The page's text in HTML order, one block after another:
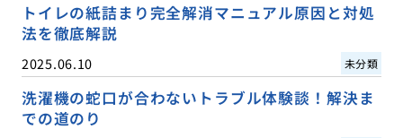
トイレの紙詰まり完全解消マニュアル原因と対処
法を徹底解説
2025.06.10 未分類
洗濯機の蛇口が合わないトラブル体験談！解決ま
での道のり